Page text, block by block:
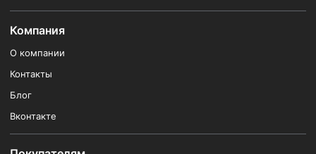
Компания
О компании
Контакты
Блог
Вконтакте